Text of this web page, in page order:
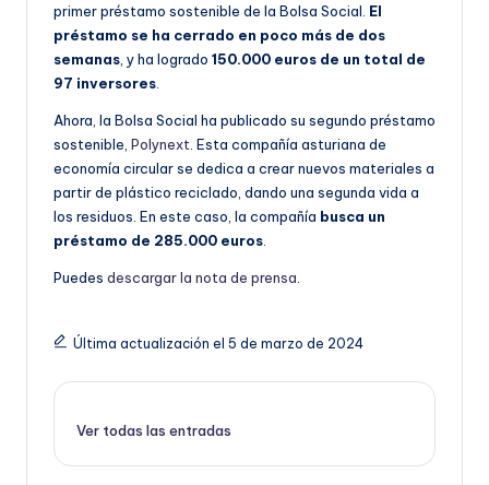
primer préstamo sostenible de la Bolsa Social. El
préstamo se ha cerrado en poco más de dos
semanas , y ha logrado 150.000 euros de un total de
97 inversores
Ahora, la Bolsa Social ha publicado su segundo préstamo
sostenible, Polynext . Esta compañía asturiana de
economía circular se dedica a crear nuevos materiales a
partir de plástico reciclado, dando una segunda vida a
los residuos. En este caso, la compañía busca un
préstamo de 285.000 euros
Puedes descargar la nota de prensa
Última actualización el 5 de marzo de 2024
Ver todas las entradas